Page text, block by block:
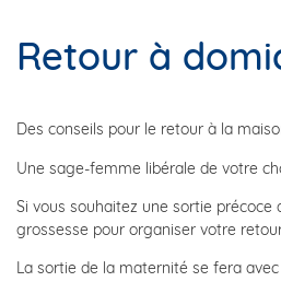
Retour à
Des conseils pour le retour à la
Une sage-femme libérale de votre
Si vous souhaitez une sortie
grossesse pour organiser votre
La sortie de la maternité se fera